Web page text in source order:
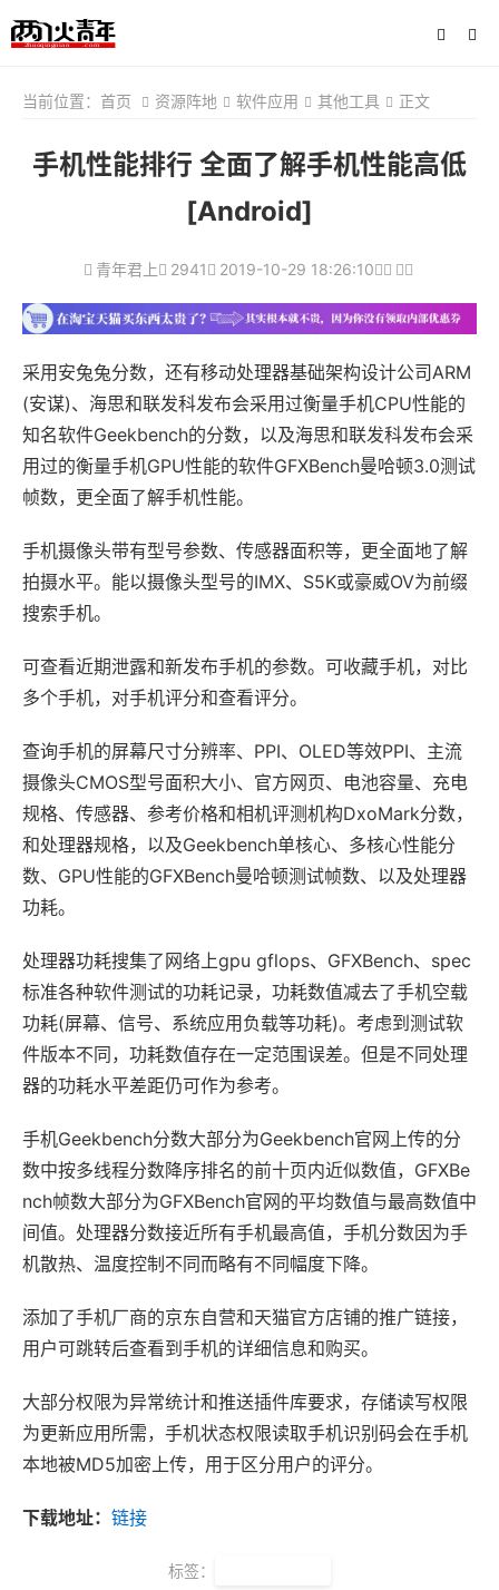
当前位置： 首页 资源阵地 软件应用 其他工具 正文
手机性能排行 全面了解手机性能高低
[Android]
青年君上 2941 2019-10-29 18:26:10
采用安兔兔分数，还有移动处理器基础架构设计公司ARM
(安谋)、海思和联发科发布会采用过衡量手机CPU性能的
知名软件Geekbench的分数，以及海思和联发科发布会采
用过的衡量手机GPU性能的软件GFXBench曼哈顿3.0测试
帧数，更全面了解手机性能。
手机摄像头带有型号参数、传感器面积等，更全面地了解
拍摄水平。能以摄像头型号的IMX、S5K或豪威OV为前缀
搜索手机。
可查看近期泄露和新发布手机的参数。可收藏手机，对比
多个手机，对手机评分和查看评分。
查询手机的屏幕尺寸分辨率、PPI、OLED等效PPI、主流
摄像头CMOS型号面积大小、官方网页、电池容量、充电
规格、传感器、参考价格和相机评测机构DxoMark分数，
和处理器规格，以及Geekbench单核心、多核心性能分
数、GPU性能的GFXBench曼哈顿测试帧数、以及处理器
功耗。
处理器功耗搜集了网络上gpu gflops、GFXBench、spec
标准各种软件测试的功耗记录，功耗数值减去了手机空载
功耗(屏幕、信号、系统应用负载等功耗)。考虑到测试软
件版本不同，功耗数值存在一定范围误差。但是不同处理
器的功耗水平差距仍可作为参考。
手机Geekbench分数大部分为Geekbench官网上传的分
数中按多线程分数降序排名的前十页内近似数值，GFXBe
nch帧数大部分为GFXBench官网的平均数值与最高数值中
间值。处理器分数接近所有手机最高值，手机分数因为手
机散热、温度控制不同而略有不同幅度下降。
添加了手机厂商的京东自营和天猫官方店铺的推广链接，
用户可跳转后查看到手机的详细信息和购买。
大部分权限为异常统计和推送插件库要求，存储读写权限
为更新应用所需，手机状态权限读取手机识别码会在手机
本地被MD5加密上传，用于区分用户的评分。
下载地址： 链接
标签：